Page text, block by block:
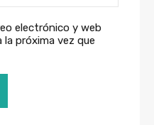
electrónico y web
próxima vez que